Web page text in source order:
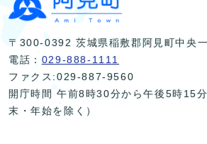
〒300-0392 茨城県稲敷郡阿見町中央
電話： 029-888-1111
ファクス:029-887-9560
開庁時間 午前8時30分から午後5時15
末・年始を除く）